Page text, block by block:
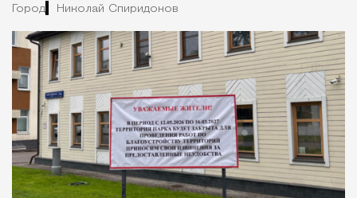
Город Николай Спиридонов